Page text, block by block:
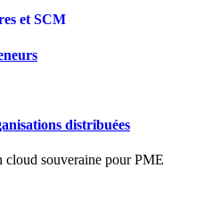
et SCM
distribuées